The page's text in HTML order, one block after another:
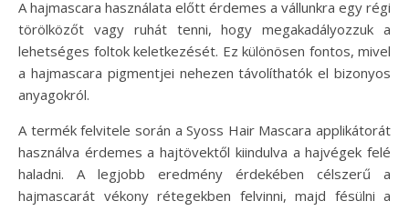
A hajmascara használata előtt érdemes a vállunkra egy régi
törölközőt vagy ruhát tenni, hogy megakadályozzuk a
lehetséges foltok keletkezését. Ez különösen fontos, mivel
a hajmascara pigmentjei nehezen távolíthatók el bizonyos
anyagokról.
A termék felvitele során a Syoss Hair Mascara applikátorát
használva érdemes a hajtövektől kiindulva a hajvégek felé
haladni. A legjobb eredmény érdekében célszerű a
hajmascarát vékony rétegekben felvinni, majd fésülni a